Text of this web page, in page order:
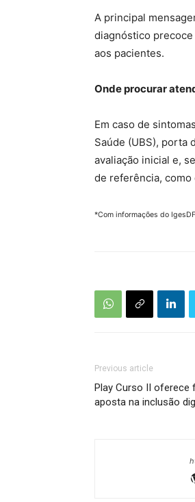
A principal
diagnóstico
aos pacientes.
Onde procurar
Em caso de
Saúde (UBS), porta
avaliação inicial e,
de referência, como
*Com informações do IgesDF
Previous article
Play Curso II oferece
aposta na inclusão